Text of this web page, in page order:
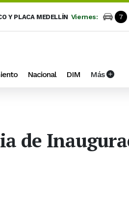
Y PLACA MEDELLÍN Viernes: 7
Nacional DIM Más
de